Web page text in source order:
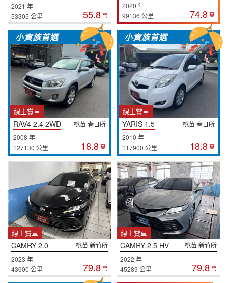
2021 年
53305 公里
55.8 萬
2020 年
99136 公里
74.8 萬
小資族首選
線上賞車
RAV4 2.4 2WD
桃苗 春日所
2008 年
127130 公里
18.8 萬
小資族首選
線上賞車
YARIS 1.5
桃苗 春日所
2010 年
117900 公里
18.8 萬
線上賞車
CAMRY 2.0
桃苗 新竹所
2023 年
43600 公里
79.8 萬
線上賞車
CAMRY 2.5 HV
桃苗 新竹所
2022 年
45289 公里
79.8 萬